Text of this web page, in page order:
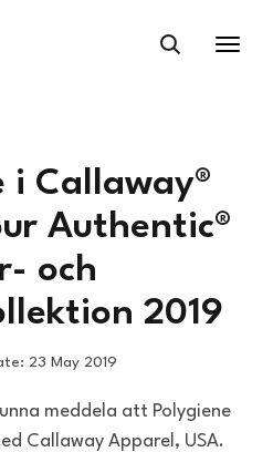
i Callaway®
Authentic®
och
2019
23 May 2019
meddela att Polygiene
Callaway Apparel, USA.